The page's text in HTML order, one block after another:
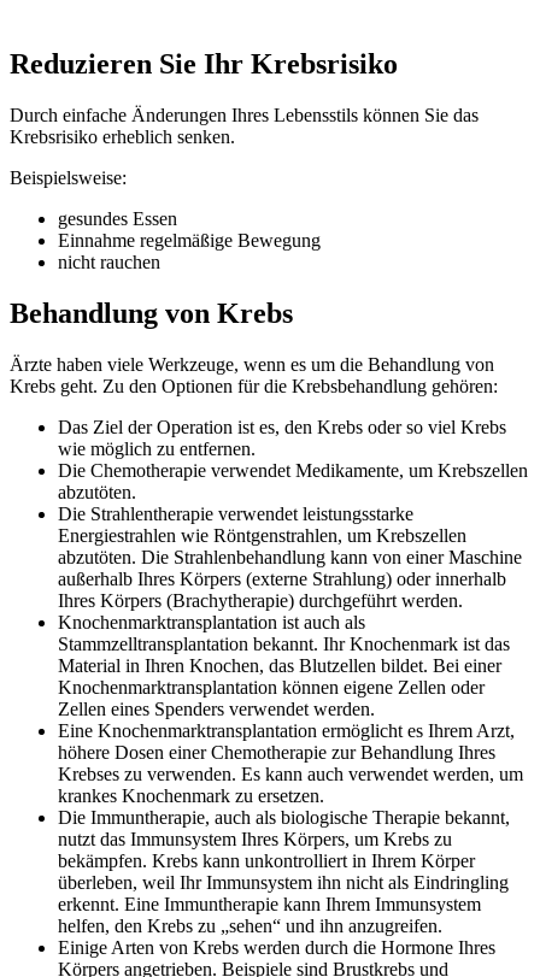
Reduzieren Sie Ihr Krebsrisiko
Durch einfache Änderungen Ihres Lebensstils können Sie das
Krebsrisiko erheblich senken.
Beispielsweise:
gesundes Essen
Einnahme regelmäßige Bewegung
nicht rauchen
Behandlung von Krebs
Ärzte haben viele Werkzeuge, wenn es um die Behandlung von
Krebs geht. Zu den Optionen für die Krebsbehandlung gehören:
Das Ziel der Operation ist es, den Krebs oder so viel Krebs
wie möglich zu entfernen.
Die Chemotherapie verwendet Medikamente, um Krebszellen
abzutöten.
Die Strahlentherapie verwendet leistungsstarke
Energiestrahlen wie Röntgenstrahlen, um Krebszellen
abzutöten. Die Strahlenbehandlung kann von einer Maschine
außerhalb Ihres Körpers (externe Strahlung) oder innerhalb
Ihres Körpers (Brachytherapie) durchgeführt werden.
Knochenmarktransplantation ist auch als
Stammzelltransplantation bekannt. Ihr Knochenmark ist das
Material in Ihren Knochen, das Blutzellen bildet. Bei einer
Knochenmarktransplantation können eigene Zellen oder
Zellen eines Spenders verwendet werden.
Eine Knochenmarktransplantation ermöglicht es Ihrem Arzt,
höhere Dosen einer Chemotherapie zur Behandlung Ihres
Krebses zu verwenden. Es kann auch verwendet werden, um
krankes Knochenmark zu ersetzen.
Die Immuntherapie, auch als biologische Therapie bekannt,
nutzt das Immunsystem Ihres Körpers, um Krebs zu
bekämpfen. Krebs kann unkontrolliert in Ihrem Körper
überleben, weil Ihr Immunsystem ihn nicht als Eindringling
erkennt. Eine Immuntherapie kann Ihrem Immunsystem
helfen, den Krebs zu „sehen“ und ihn anzugreifen.
Einige Arten von Krebs werden durch die Hormone Ihres
Körpers angetrieben. Beispiele sind Brustkrebs und